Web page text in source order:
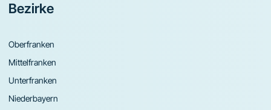
Bezirke
Oberfranken
Mittelfranken
Unterfranken
Niederbayern